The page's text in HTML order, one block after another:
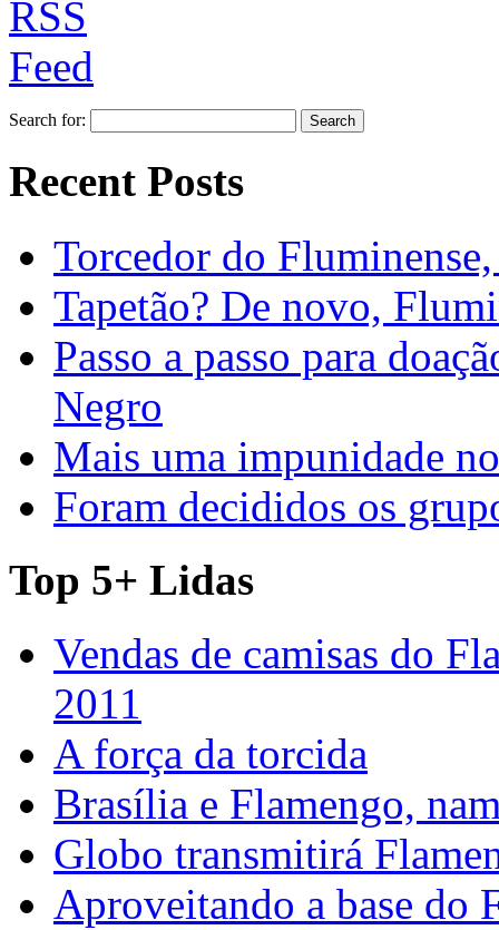
Search for:
Recent Posts
Torcedor do
Tapetão? De novo,
Passo a passo para
Negro
Mais uma impunidade
Foram decididos os
Top 5+ Lidas
Vendas de camisas do
2011
A força da torcida
Brasília e Flamengo,
Globo transmitirá
Aproveitando a base do